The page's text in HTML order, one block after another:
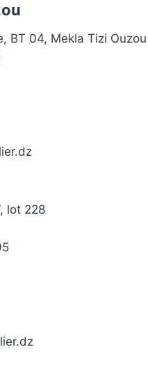
BT 04, Mekla Tizi Ouzou
lot 228